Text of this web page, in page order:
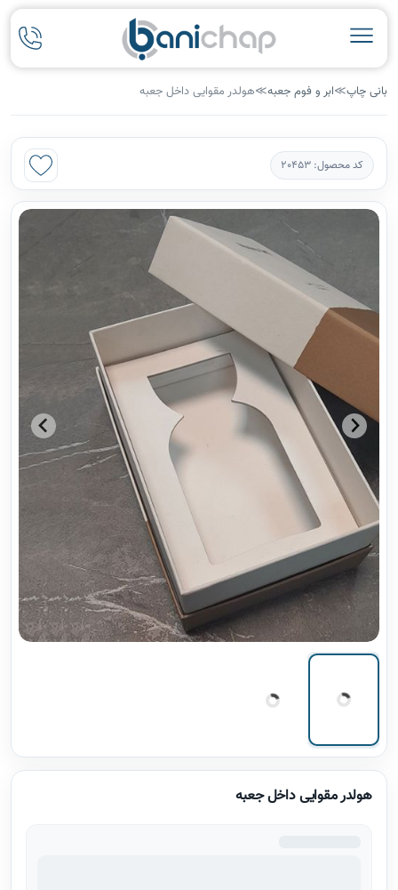
بانی چاپ≫ابر و فوم جعبه≫هولدر مقوایی داخل جعبه
کد محصول: 20453
هولدر مقوایی داخل جعبه